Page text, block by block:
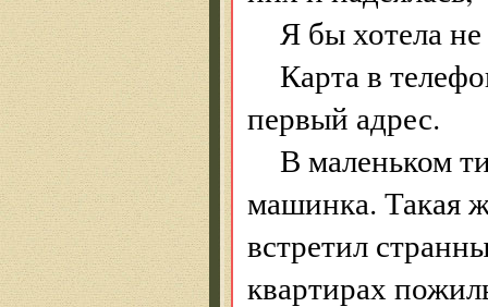
Я бы хотела не
Карта в
первый адрес.
В маленьком
машинка. Такая
встретил
квартирах